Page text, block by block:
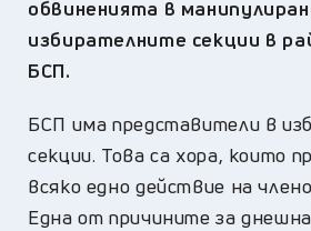
обвиненията в
избирателните секции в
БСП.
БСП има представители в
секции. Това са хора, които
всяко едно действие на
Една от причините за